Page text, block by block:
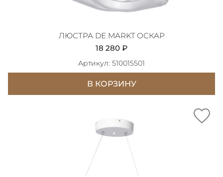
ЛЮСТРА DE MARKT ОСКАР
18 280 ₽
Артикул: 510015501
В КОРЗИНУ